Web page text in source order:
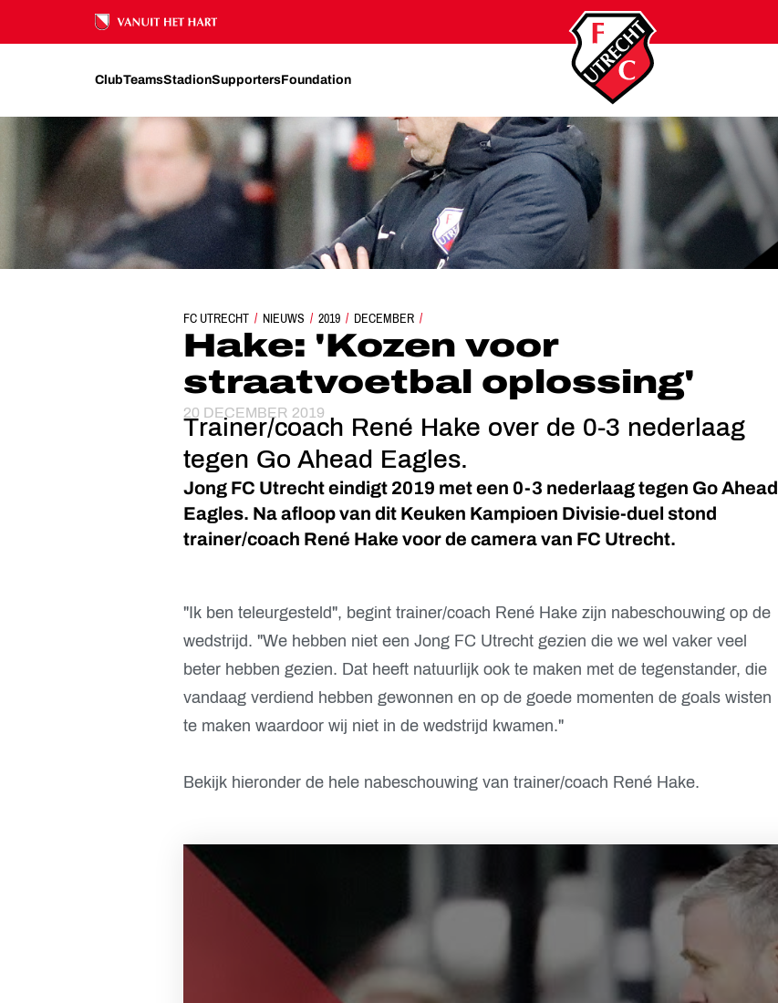
Ons nalatenschap
ClubTeamsStadionSupportersFoundation
FC UTRECHT NIEUWS 2019 DECEMBER
HAKE: 'KOZEN VOOR STRAATVOETBAL OPLOSSING'
Hake: 'Kozen voor
straatvoetbal oplossing'
20 DECEMBER 2019
Trainer/coach René Hake over de 0-3 nederlaag
tegen Go Ahead Eagles.
Jong FC Utrecht eindigt 2019 met een 0-3 nederlaag tegen Go Ahead
Eagles. Na afloop van dit Keuken Kampioen Divisie-duel stond
trainer/coach René Hake voor de camera van FC Utrecht.
"Ik ben teleurgesteld", begint trainer/coach René Hake zijn nabeschouwing op de
wedstrijd. "We hebben niet een Jong FC Utrecht gezien die we wel vaker veel
beter hebben gezien. Dat heeft natuurlijk ook te maken met de tegenstander, die
vandaag verdiend hebben gewonnen en op de goede momenten de goals wisten
te maken waardoor wij niet in de wedstrijd kwamen."
Bekijk hieronder de hele nabeschouwing van trainer/coach René Hake.